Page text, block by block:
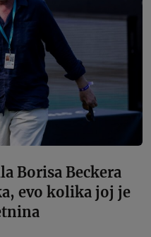
Borisa Beckera
evo kolika joj je